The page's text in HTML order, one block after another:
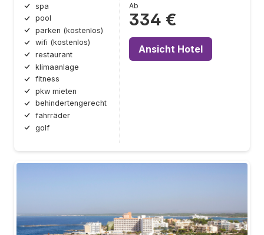
spa
pool
parken (kostenlos)
wifi (kostenlos)
restaurant
klimaanlage
fitness
pkw mieten
behindertengerecht
fahrräder
golf
Ab
334 €
Ansicht Hotel